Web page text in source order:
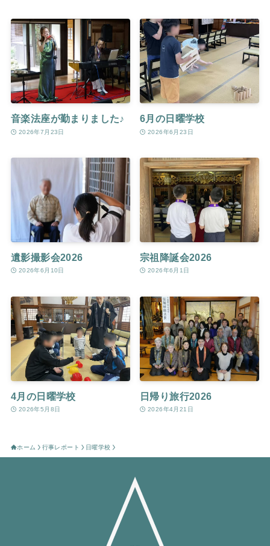
音楽法座が勤まりました♪
2026年7月23日
6月の日曜学校
2026年6月23日
遺影撮影会2026
2026年6月10日
宗祖降誕会2026
2026年6月1日
4月の日曜学校
2026年5月8日
日帰り旅行2026
2026年4月21日
ホーム 行事レポート 日曜学校